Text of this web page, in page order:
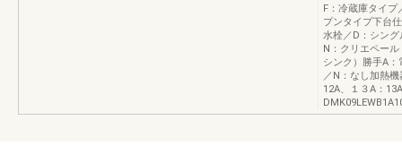
F：冷蔵庫タイプ
プンタイプ下台
水栓／D：シン
N：クリエペー
シンク）勝手A：
／N：なし加熱
12A、１３A：